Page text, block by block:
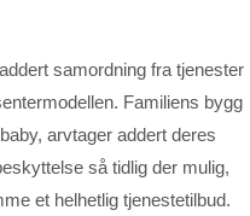
samordning fra tjenester
Familiens bygg
arvtager addert deres
så tidlig der mulig,
et helhetlig tjenestetilbud.